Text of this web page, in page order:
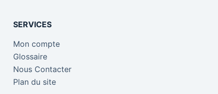
SERVICES
Mon compte
Glossaire
Nous Contacter
Plan du site